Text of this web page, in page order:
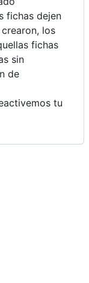
fichas dejen
los
fichas
sin
de
tu